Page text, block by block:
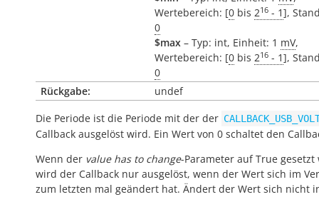
Wertebereich: [0 bis 216 - 1],
0
$max – Typ: int, Einheit: 1 mV,
Wertebereich: [0 bis 216 - 1],
0
Rückgabe:
undef
Die Periode ist die Periode mit der der
Callback ausgelöst wird. Ein Wert von 0 schaltet den
Wenn der value has to change-Parameter auf True gesetzt
wird der Callback nur ausgelöst, wenn der Wert sich im
zum letzten mal geändert hat. Ändert der Wert sich nicht